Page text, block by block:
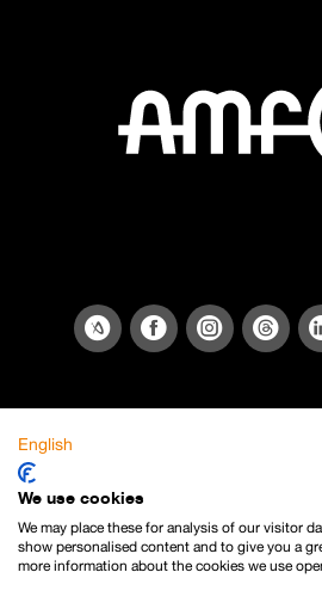
English
We use cookies
We may place these for analysis of our visitor
show personalised content and to give you a
more information about the cookies we use